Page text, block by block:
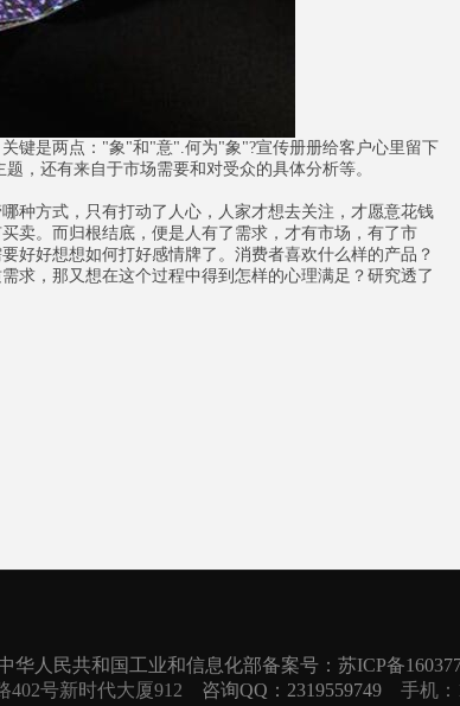
是两点："象"和"意".何为"象"?宣传册册给客户心里留下
，还有来自于市场需要和对受众的具体分析等。
方式，只有打动了人心，人家才想去关注，才愿意花钱
卖。而归根结底，便是人有了需求，才有市场，有了市
好好想想如何打好感情牌了。消费者喜欢什么样的产品？
求，那又想在这个过程中得到怎样的心理满足？研究透了
华人民共和国工业和信息化部备案号：苏ICP备
402号新时代大厦912 咨询QQ：2319559749手机：